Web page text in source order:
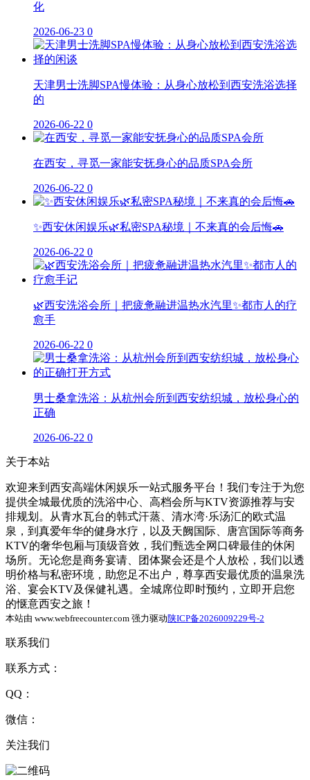
化
2026-06-23 0
天津男士洗脚SPA慢体验：从身心放松到西安洗浴选择
的
2026-06-22 0
在西安，寻觅一家能安抚身心的品质SPA会所
2026-06-22 0
✨西安休闲娱乐🌿私密SPA秘境｜不来真的会后悔🚗
2026-06-22 0
🌿西安洗浴会所｜把疲惫融进温热水汽里✨都市人的疗
愈手
2026-06-22 0
男士桑拿洗浴：从杭州会所到西安纺织城，放松身心的
正确
2026-06-22 0
关于本站
欢迎来到西安高端休闲娱乐一站式服务平台！我们专注于为您
提供全城最优质的洗浴中心、高档会所与KTV资源推荐与安
排规划。从青水瓦台的韩式汗蒸、清水湾·乐汤汇的欧式温
泉，到真爱年华的健身水疗，以及天阙国际、唐宫国际等商务
KTV的奢华包厢与顶级音效，我们甄选全网口碑最佳的休闲
场所。无论您是商务宴请、团体聚会还是个人放松，我们以透
明价格与私密环境，助您足不出户，尊享西安最优质的温泉洗
浴、宴会KTV及保健礼遇。全城席位即时预约，立即开启您
的惬意西安之旅！
本站由 www.webfreecounter.com 强力驱动陕ICP备2026009229号-2
联系我们
联系方式：
QQ：
微信：
关注我们